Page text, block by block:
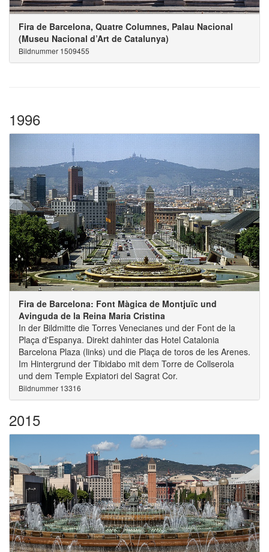
Fira de Barcelona, Quatre Columnes, Palau Nacional
(Museu Nacional d’Art de Catalunya)
Bildnummer 1509455
1996
Fira de Barcelona: Font Màgica de Montjuïc und
Avinguda de la Reina Maria Cristina
In der Bildmitte die Torres Venecianes und der Font de la
Plaça d'Espanya. Direkt dahinter das Hotel Catalonia
Barcelona Plaza (links) und die Plaça de toros de les Arenes.
Im Hintergrund der Tibidabo mit dem Torre de Collserola
und dem Temple Expiatori del Sagrat Cor.
Bildnummer 13316
2015